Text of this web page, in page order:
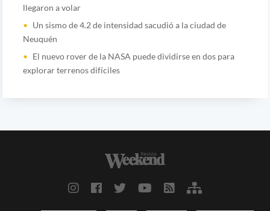
llegaron a volar
Un sismo de 4.2 de intensidad sacudió a la ciudad de
Neuquén
El nuevo rover de la NASA puede dividirse en dos para
explorar terrenos difíciles